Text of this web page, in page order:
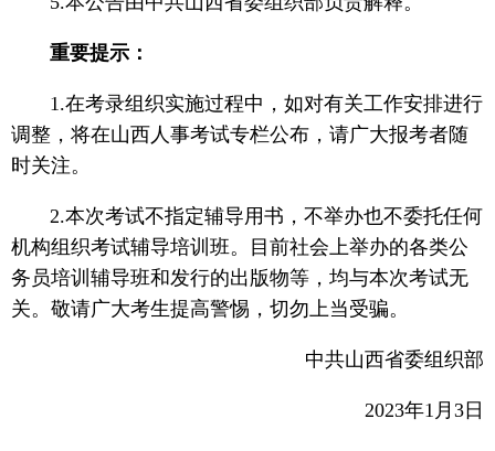
重要提示：
1.在考录组织实施过程中，如对有关工作安排进行
调整，将在山西人事考试专栏公布，请广大报考者随
时关注。
2.本次考试不指定辅导用书，不举办也不委托任何
机构组织考试辅导培训班。目前社会上举办的各类公
务员培训辅导班和发行的出版物等，均与本次考试无
关。敬请广大考生提高警惕，切勿上当受骗。
中共山西省委组织部
2023年1月3日